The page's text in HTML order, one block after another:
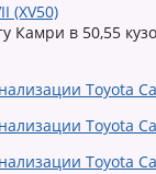
(XV50)
Камри в 50,55